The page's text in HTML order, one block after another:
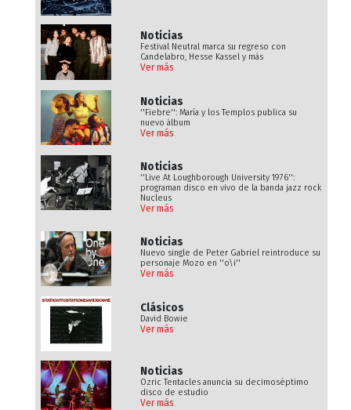
Noticias
Festival Neutral marca su regreso con
Candelabro, Hesse Kassel y más
Ver más
Noticias
''Fiebre'': María y los Templos publica su
nuevo álbum
Ver más
Noticias
''Live At Loughborough University 1976'':
programan disco en vivo de la banda jazz rock
Nucleus
Ver más
Noticias
Nuevo single de Peter Gabriel reintroduce su
personaje Mozo en ''o\i''
Ver más
Clásicos
David Bowie
Ver más
Noticias
Ozric Tentacles anuncia su decimoséptimo
disco de estudio
Ver más